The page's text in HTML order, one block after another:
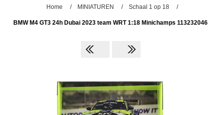
Home / MINIATUREN / Schaal 1 op 18 /
BMW M4 GT3 24h Dubai 2023 team WRT 1:18 Minichamps 113232046